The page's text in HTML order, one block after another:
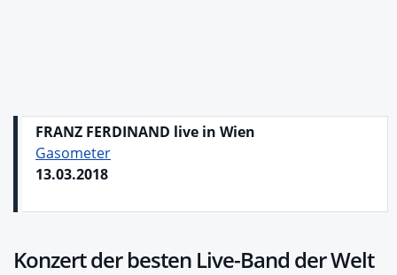
FRANZ FERDINAND live in Wien
Gasometer
13.03.2018
Konzert der besten Live-Band der Welt